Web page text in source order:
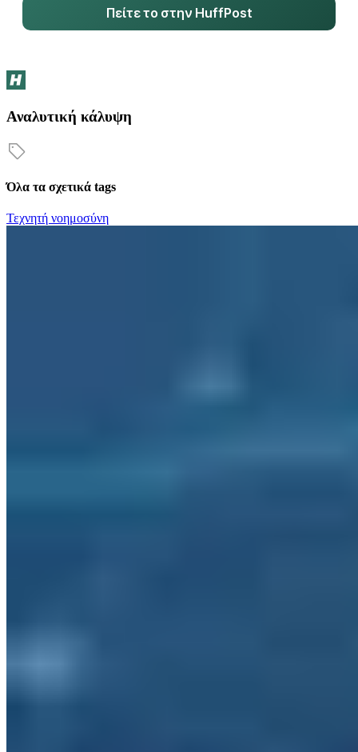
Πείτε το στην HuffPost
Αναλυτική κάλυψη
Όλα τα σχετικά tags
Τεχνητή νοημοσύνη